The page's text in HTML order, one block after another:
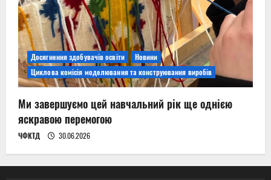
Досягнення здобувачів освіти
Новини
Циклова комісія моделювання та конструювання виробів
Ми завершуємо цей навчальний рік ще однією
яскравою перемогою
ЧФКТД 30.06.2026